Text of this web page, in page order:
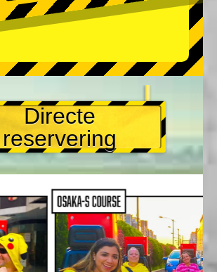
Directe
reservering